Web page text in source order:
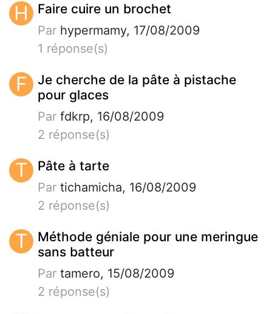
H Faire cuire un brochet
Par hypermamy, 17/08/2009
1 réponse(s)
F
Je cherche de la pâte à pistache
pour glaces
Par fdkrp, 16/08/2009
2 réponse(s)
T Pâte à tarte
Par tichamicha, 16/08/2009
2 réponse(s)
T
Méthode géniale pour une meringue
sans batteur
Par tamero, 15/08/2009
2 réponse(s)